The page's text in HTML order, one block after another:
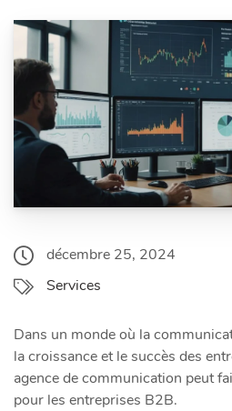
décembre 25, 2024
Services
Dans un monde où la
la croissance et le succès des
agence de communication peut
pour les entreprises B2B.